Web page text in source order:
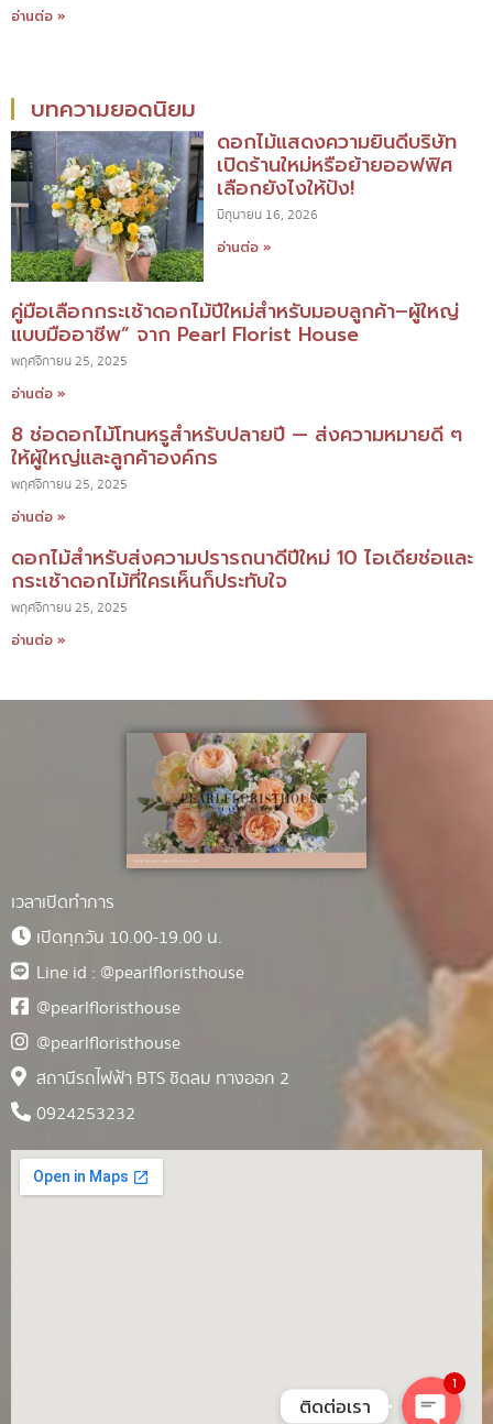
อ่านต่อ »
บทความยอดนิยม
ดอกไม้แสดงความยินดีบริษัท
เปิดร้านใหม่หรือย้ายออฟฟิศ
เลือกยังไงให้ปัง!
มิถุนายน 16, 2026
อ่านต่อ »
คู่มือเลือกกระเช้าดอกไม้ปีใหม่สำหรับมอบลูกค้า–ผู้ใหญ่
แบบมืออาชีพ” จาก Pearl Florist House
พฤศจิกายน 25, 2025
อ่านต่อ »
8 ช่อดอกไม้โทนหรูสำหรับปลายปี — ส่งความหมายดี ๆ
ให้ผู้ใหญ่และลูกค้าองค์กร
พฤศจิกายน 25, 2025
อ่านต่อ »
ดอกไม้สำหรับส่งความปรารถนาดีปีใหม่ 10 ไอเดียช่อและ
กระเช้าดอกไม้ที่ใครเห็นก็ประทับใจ
พฤศจิกายน 25, 2025
อ่านต่อ »
เวลาเปิดทำการ
เปิดทุกวัน 10.00-19.00 น.
Line id : @pearlfloristhouse
@pearlfloristhouse
@pearlfloristhouse
สถานีรถไฟฟ้า BTS ชิดลม ทางออก 2
0924253232
1
ติดต่อเรา